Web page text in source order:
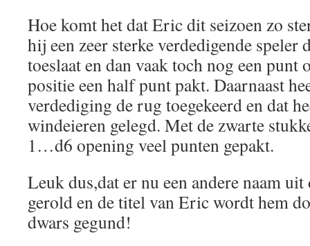
Hoe komt het dat Eric dit seizoen zo
hij een zeer sterke verdedigende
toeslaat en dan vaak toch nog een punt
positie een half punt pakt. Daarnaast
verdediging de rug toegekeerd en dat
windeieren gelegd. Met de zwarte
1…d6 opening veel punten gepakt.
Leuk dus,dat er nu een andere naam
gerold en de titel van Eric wordt hem
dwars gegund!